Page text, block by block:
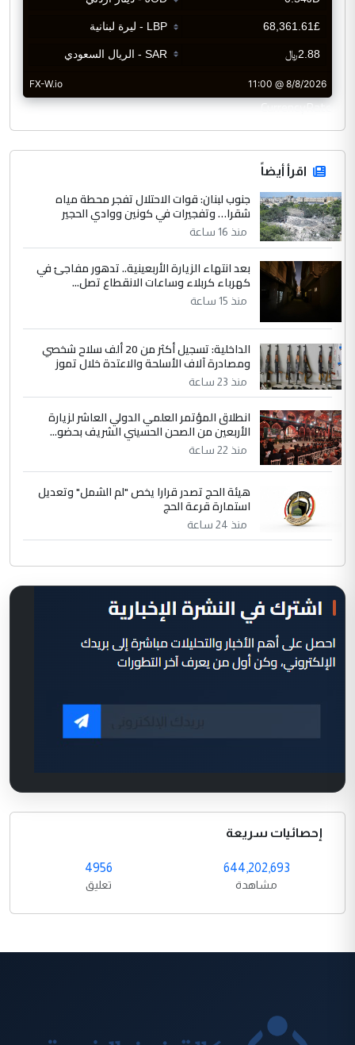
CurrencyRate
اقرأ أيضاً
جنوب لبنان: قوات الاحتلال تفجر محطة مياه
شقرا… وتفجيرات في كونين ووادي الحجير
منذ 16 ساعة
بعد انتهاء الزيارة الأربعينية.. تدهور مفاجئ في
كهرباء كربلاء وساعات الانقطاع تصل...
منذ 15 ساعة
الداخلية: تسجيل أكثر من 20 ألف سلاح شخصي
ومصادرة آلاف الأسلحة والاعتدة خلال تموز
منذ 23 ساعة
انطلاق المؤتمر العلمي الدولي العاشر لزيارة
الأربعين من الصحن الحسيني الشريف بحضو...
منذ 22 ساعة
هيئة الحج تصدر قرارا يخص "لم الشمل" وتعديل
استمارة قرعة الحج
منذ 24 ساعة
إحصائيات سريعة
644,202,693
مشاهدة
4956
تعليق